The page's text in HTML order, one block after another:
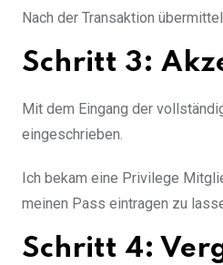
Nach der Transaktion
Schritt 3:
Mit dem Eingang der
eingeschrieben.
Ich bekam eine Privilege
meinen Pass eintragen zu
Schritt 4: